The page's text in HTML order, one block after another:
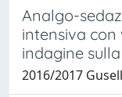
Analgo-
intensiva con
indagine
2016/2017